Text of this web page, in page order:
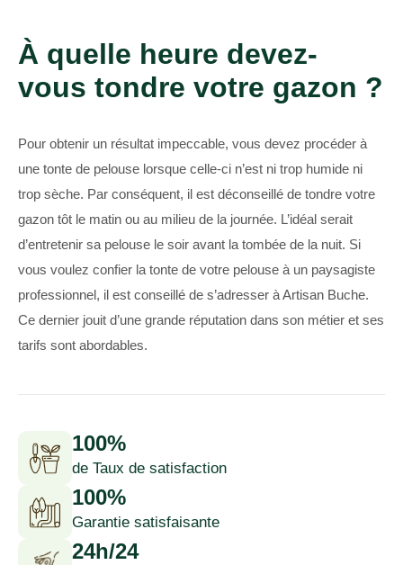
À quelle heure devez-
vous tondre votre gazon ?
Pour obtenir un résultat impeccable, vous devez procéder à
une tonte de pelouse lorsque celle-ci n’est ni trop humide ni
trop sèche. Par conséquent, il est déconseillé de tondre votre
gazon tôt le matin ou au milieu de la journée. L’idéal serait
d’entretenir sa pelouse le soir avant la tombée de la nuit. Si
vous voulez confier la tonte de votre pelouse à un paysagiste
professionnel, il est conseillé de s’adresser à Artisan Buche.
Ce dernier jouit d’une grande réputation dans son métier et ses
tarifs sont abordables.
100%
de Taux de satisfaction
100%
Garantie satisfaisante
24h/24